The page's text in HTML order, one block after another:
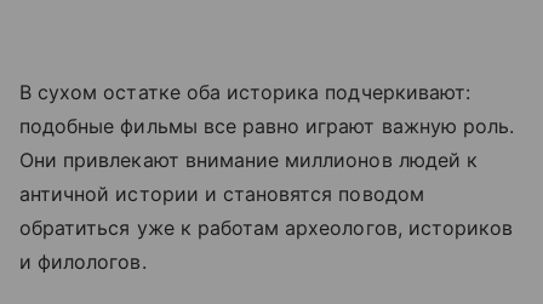
В сухом остатке оба историка подчеркивают:
подобные фильмы все равно играют важную роль.
Они привлекают внимание миллионов людей к
античной истории и становятся поводом
обратиться уже к работам археологов, историков
и филологов.